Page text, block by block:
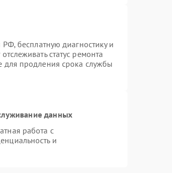
бесплатную диагностику и
статус ремонта
для продления срока службы
данных
работа с
и